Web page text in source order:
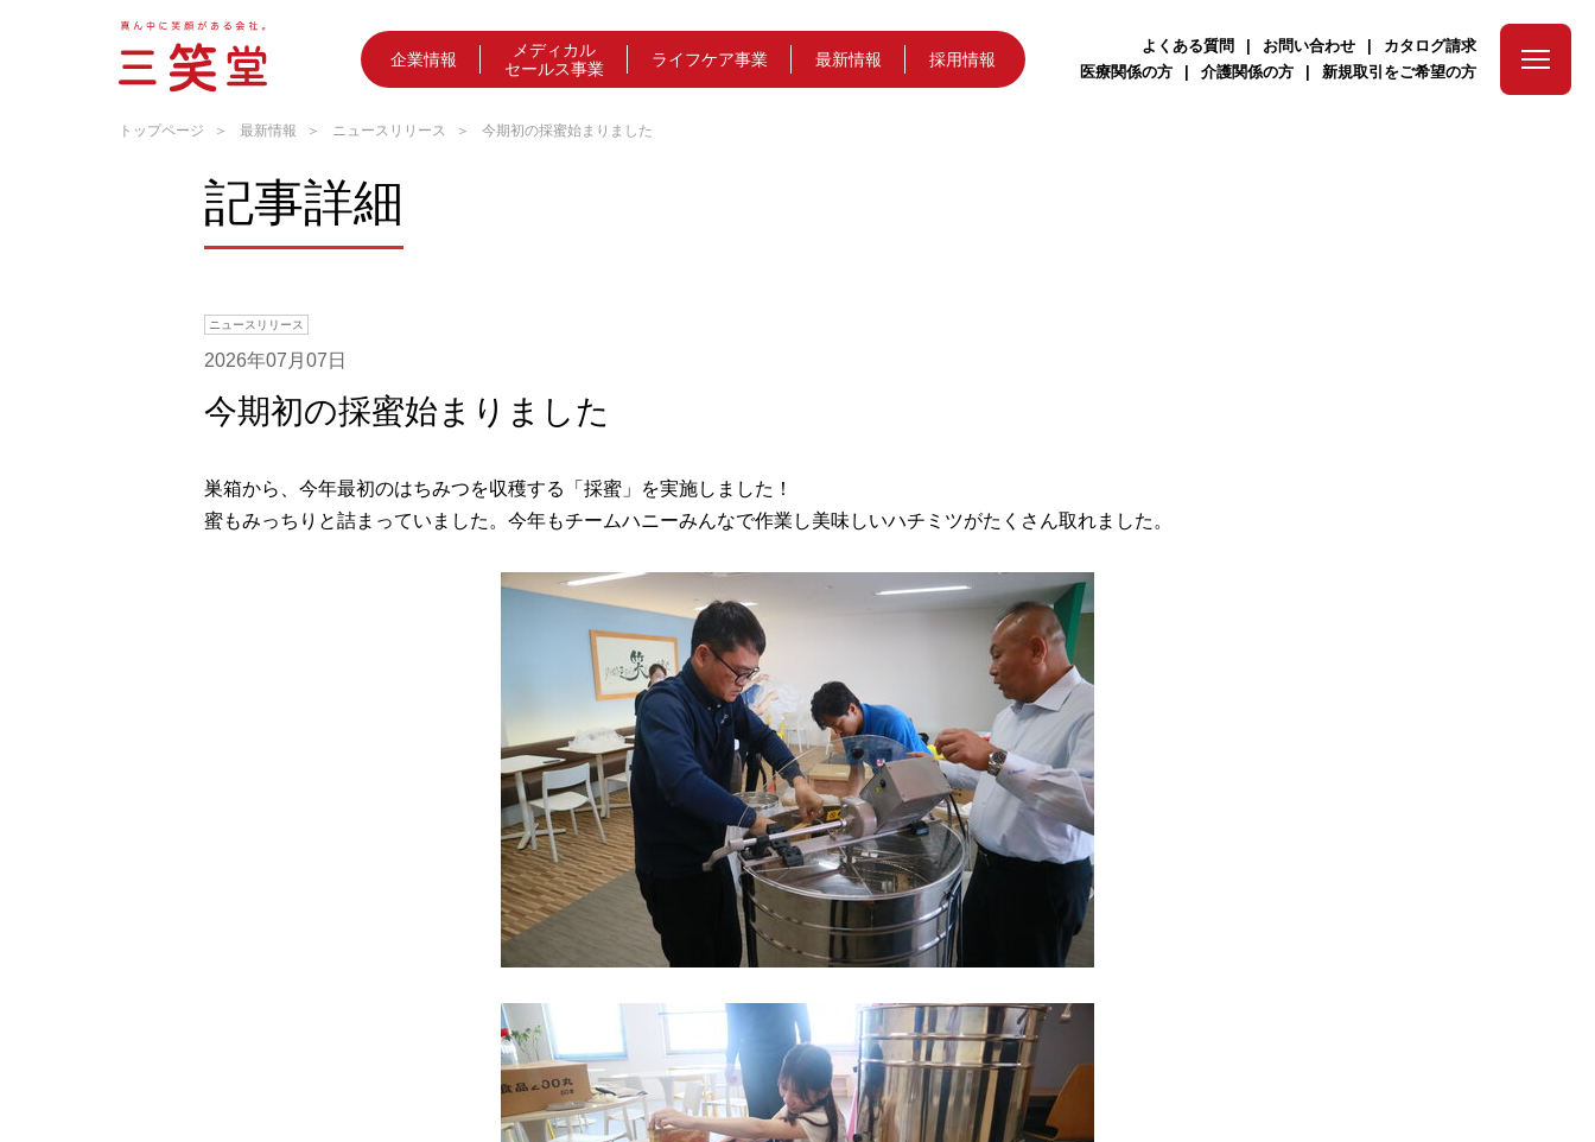
よくある質問 お問い合わせ
カタログ請求
医療関係の方
介護関係の方 新規取引をご希望の方
企業情報
メディカル
セールス事業
ライフケア事業 最新情報 採用情報
トップページ 最新情報 ニュースリリース 今期初の採蜜始まりました
記事詳細
ニュースリリース
2026年07月07日
今期初の採蜜始まりました
巣箱から、今年最初のはちみつを収穫する「採蜜」を実施しました！
蜜もみっちりと詰まっていました。今年もチームハニーみんなで作業し美味しいハチミツがたくさん取れました。